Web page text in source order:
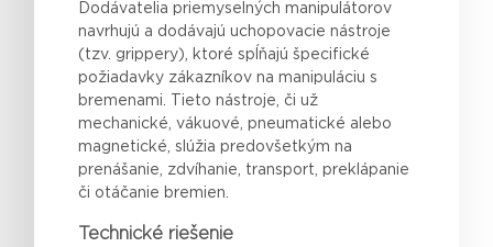
Dodávatelia priemyselných manipulátorov
navrhujú a dodávajú uchopovacie nástroje
(tzv. grippery), ktoré spĺňajú špecifické
požiadavky zákazníkov na manipuláciu s
bremenami. Tieto nástroje, či už
mechanické, vákuové, pneumatické alebo
magnetické, slúžia predovšetkým na
prenášanie, zdvíhanie, transport, preklápanie
či otáčanie bremien.
Technické riešenie